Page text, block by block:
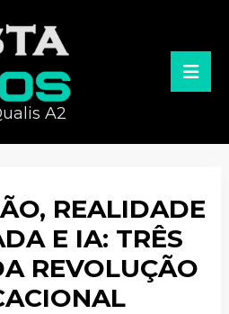
A2
REALIDADE
E IA: TRÊS
REVOLUÇÃO